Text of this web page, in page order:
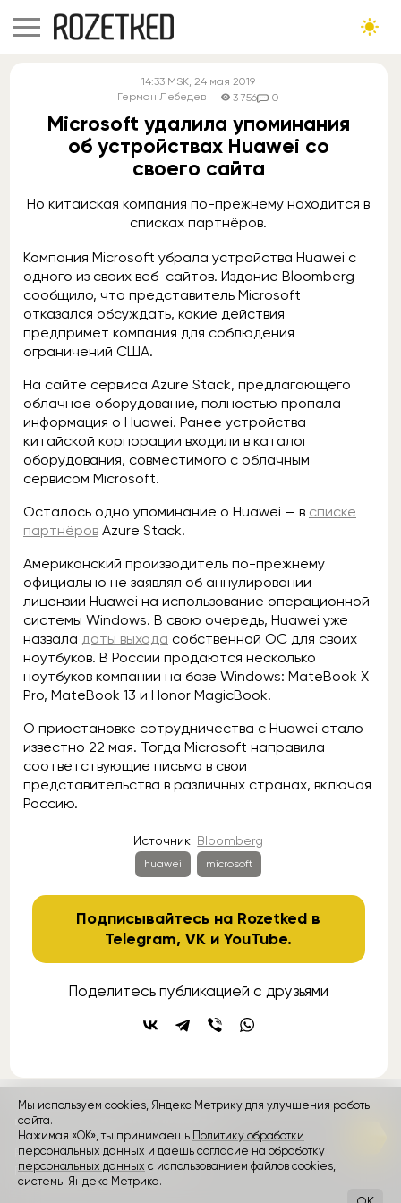
14:33 MSK, 24 мая 2019
Герман Лебедев
3 756 0
Microsoft удалила упоминания
об устройствах Huawei со
своего сайта
Но китайская компания по-прежнему находится в
списках партнёров.
Компания Microsoft убрала устройства Huawei с
одного из своих веб-сайтов. Издание Bloomberg
сообщило, что представитель Microsoft
отказался обсуждать, какие действия
предпримет компания для соблюдения
ограничений США.
На сайте сервиса Azure Stack, предлагающего
облачное оборудование, полностью пропала
информация о Huawei. Ранее устройства
китайской корпорации входили в каталог
оборудования, совместимого с облачным
сервисом Microsoft.
Осталось одно упоминание о Huawei — в списке
партнёров Azure Stack.
Американский производитель по-прежнему
официально не заявлял об аннулировании
лицензии Huawei на использование операционной
системы Windows. В свою очередь, Huawei уже
назвала даты выхода собственной ОС для своих
ноутбуков. В России продаются несколько
ноутбуков компании на базе Windows: MateBook X
Pro, MateBook 13 и Honor MagicBook.
О приостановке сотрудничества с Huawei стало
известно 22 мая. Тогда Microsoft направила
соответствующие письма в свои
представительства в различных странах, включая
Россию.
Источник: Bloomberg
huawei microsoft
Подписывайтесь на Rozetked в
Telegram,VK иYouTube.
Поделитесь публикацией с друзьями
контакты
Rozetked © 2026
Пользовательское соглашение
Мы используем cookies, Яндекс Метрику для улучшения работы
сайта.
Нажимая «ОК», ты принимаешь Политику обработки
персональных данных и даешь согласие на обработку
персональных данных с использованием файлов cookies,
системы Яндекс Метрика.